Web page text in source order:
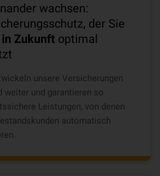
wachsen:
der Sie
in Zukunft optimal
unsere Versicherungen
weiter und garantieren so
Leistungen, von denen
automatisch